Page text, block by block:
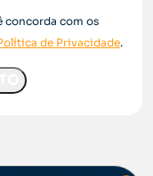
concorda com os
de Privacidade.